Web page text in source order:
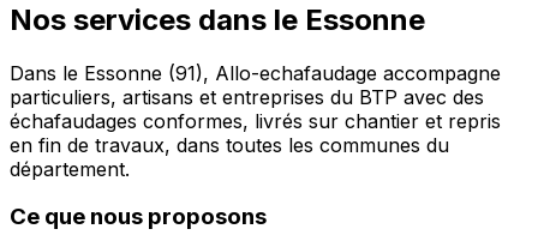
Nos services dans le Essonne
Dans le Essonne (91), Allo-echafaudage accompagne
particuliers, artisans et entreprises du BTP avec des
échafaudages conformes, livrés sur chantier et repris
en fin de travaux, dans toutes les communes du
département.
Ce que nous proposons